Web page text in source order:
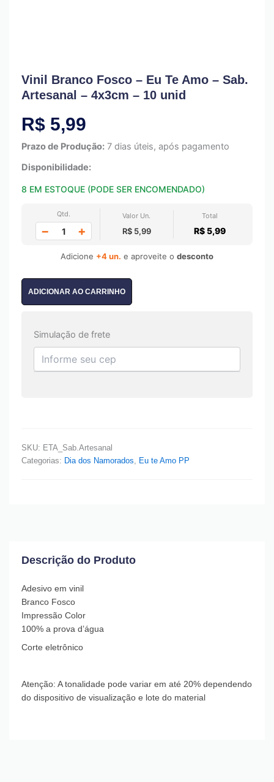
Vinil Branco Fosco – Eu Te Amo – Sab.
Artesanal – 4x3cm – 10 unid
R$ 5,99
Prazo de Produção: 7 dias úteis, após pagamento
Disponibilidade:
8 EM ESTOQUE (PODE SER ENCOMENDADO)
Qtd.
− +
Valor Un.
R$ 5,99
Total
R$ 5,99
Adicione +4 un. e aproveite o desconto
ADICIONAR AO CARRINHO
Simulação de frete
SKU: ETA_Sab.Artesanal
Categorias: Dia dos Namorados, Eu te Amo PP
Descrição do Produto
Adesivo em vinil
Branco Fosco
Impressão Color
100% a prova d’água
Corte eletrônico
Atenção: A tonalidade pode variar em até 20% dependendo
do dispositivo de visualização e lote do material